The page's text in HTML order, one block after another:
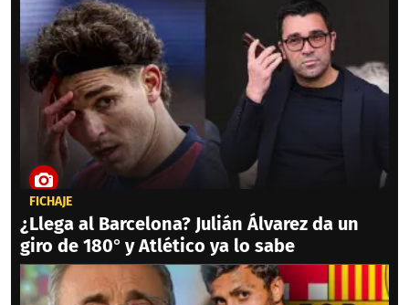
FICHAJE
¿Llega al Barcelona? Julián Álvarez da un
giro de 180° y Atlético ya lo sabe